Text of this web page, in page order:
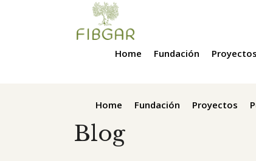
Home Fundación Proyectos
Home Fundación Proyectos
Blog